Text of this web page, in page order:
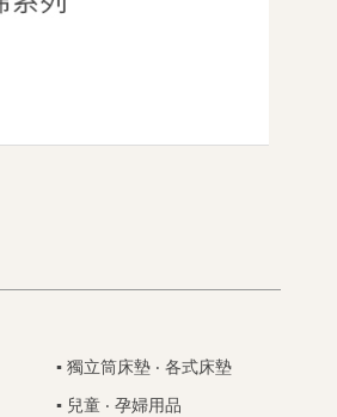
▪ 獨立筒床墊 ‧ 各式床墊
▪ 兒童 ‧ 孕婦用品